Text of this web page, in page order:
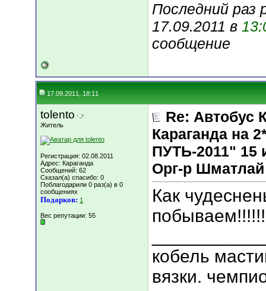
Последний раз
17.09.2011 в
сообщение
17.09.2011, 18:11
tolento
Житель
Регистрация: 02.08.2011
Адрес: Караганда
Сообщений: 62
Сказал(а) спасибо: 0
Поблагодарили 0 раз(а) в 0
сообщениях
Подарков: 1
Вес репутации: 55
Re: Автобус
Караганда на
ПУТЬ-2011" 15
Орг-р
Как
кобель
вязки.